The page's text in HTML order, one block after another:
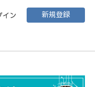
イン 新規登録